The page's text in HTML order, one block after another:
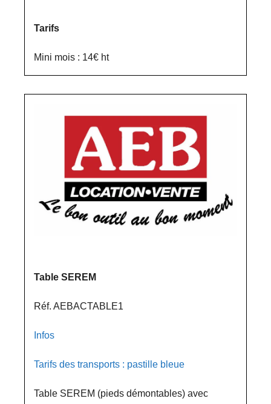
Tarifs
Mini mois : 14€ ht
Table SEREM
Réf. AEBACTABLE1
Infos
Tarifs des transports : pastille bleue
Table SEREM (pieds démontables) avec